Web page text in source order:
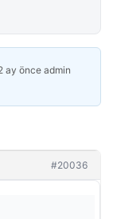
ay önceadmin
#20036